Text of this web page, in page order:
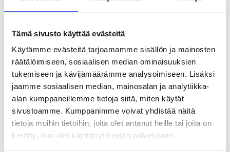
Tämä sivusto käyttää evästeitä
Käytämme evästeitä tarjoamamme sisällön ja mainosten
räätälöimiseen, sosiaalisen median ominaisuuksien
tukemiseen ja kävijämäärämme analysoimiseen. Lisäksi
jaamme sosiaalisen median, mainosalan ja analytiikka-
alan kumppaneillemme tietoja siitä, miten käytät
sivustoamme. Kumppanimme voivat yhdistää näitä
tietoja muihin tietoihin, joita olet antanut heille tai joita on
kerätty, kun olet käyttänyt heidän palvelujaan.
Pu­heen­vuo­ro Kun pu­hum­me vas­tuul­li­suu­
des­ta, aja­tuk­sem­me kään­ty­vät hel­pos­ti hii­li­ja­
lan­jäl­keen, kier­rä­tyk­seen tai kes­tä­vään mat­kai­
luun. Mutta entä kun su­kel­lam­me asias­sa pin­taa
sy­vem­mäl­le? Mitä vas­tuul­li­suus tar­koit­taa meil­
le, jotka toi­mim­me ve­sie­le­men­tin kans­sa…